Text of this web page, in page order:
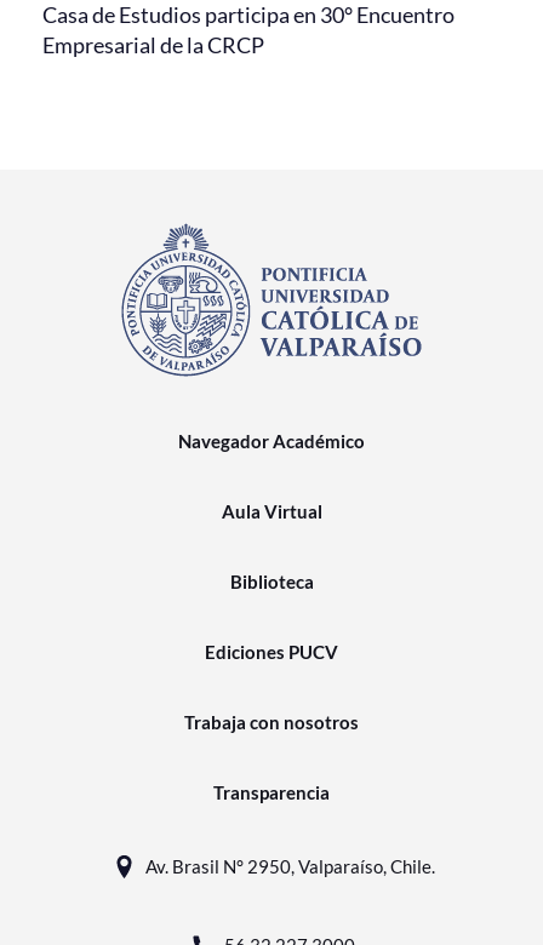
Casa de Estudios participa en 30° Encuentro
Empresarial de la CRCP
Navegador Académico
Aula Virtual
Biblioteca
Ediciones PUCV
Trabaja con nosotros
Transparencia
Av. Brasil N° 2950, Valparaíso, Chile.